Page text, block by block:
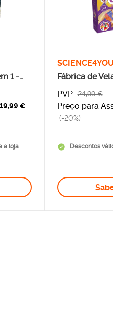
1 -
19,99 €
a loja
SCIENCE4YOU
Fábrica de
PVP 24,99 €
Preço para
(-20%)
Descontos